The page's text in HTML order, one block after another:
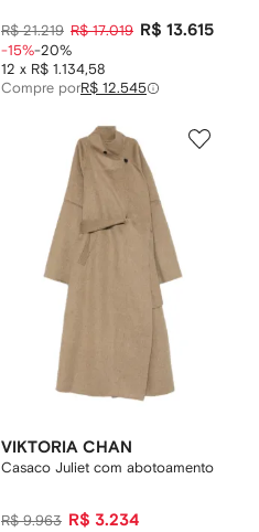
R$ 21.219 R$ 17.019 R$ 13.615
12 x R$ 1.134,58
-15%-20%
Compre porR$ 12.545
VIKTORIA CHAN
Casaco Juliet com abotoamento
R$ 9.963 R$ 3.234